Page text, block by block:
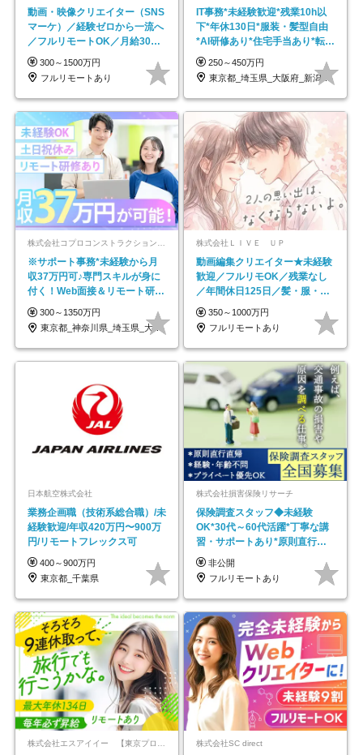
動画・映像クリエイター（SNS
マーケ）／経験ゼロから一流へ
／フルリモートOK／月給30万
円～／年休130日以上
300～1500万円
フルリモートあり
IT事務*未経験歓迎*残業10h以
下*年休130日*服装・髪型自由
*AI研修あり*住宅手当あり*転勤
なし
250～450万円
東京都_埼玉県_大阪府_新潟県_福岡県
※サポート事務*未経験から月
収37万円可♪専門スキルが身に
付く！Web面接＆リモート研修
も充実♪/a
300～1350万円
東京都_神奈川県_埼玉県_大阪府_愛知県…
株式会社ＬＩＶＥ ＵＰ
動画編集クリエイター★未経験
歓迎／フルリモOK／残業なし
／年間休日125日／髪・服・ネ
イル自由／研修充実で安心
350～1000万円
フルリモートあり
日本航空株式会社
業務企画職（技術系総合職）/未
経験歓迎/年収420万円〜900万
円/リモートフレックス可
400～900万円
東京都_千葉県
株式会社損害保険リサーチ
保険調査スタッフ◆未経験
OK*30代～60代活躍*丁寧な講
習・サポートあり*原則直行直
帰／全国募集・業務委託
非公開
フルリモートあり
株式会社SC direct